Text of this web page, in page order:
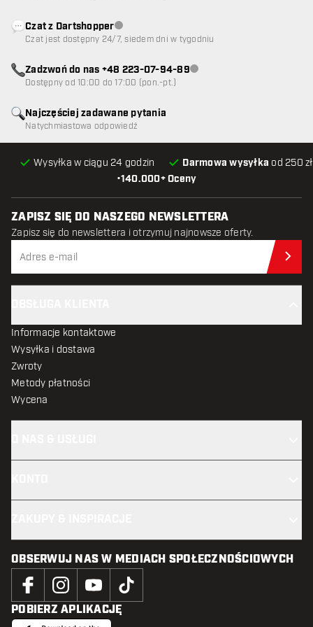
•140.000+ Oceny
Wysyłka w ciągu 24 godzin Darmowa wysyłka od 250
Najczęściej zadawane pytania
Natychmiastowa odpowiedź
Czat z DartshopperObsługa klienta niedostępna
Czat jest dostępny 24/7, siedem dni w tygodniu
Zadzwoń do nas +48 223-07-94-89Obsługa klienta niedostępna
Dostępny od 10:00 do 17:00 (pon.-pt.)
ZAPISZ SIĘ DO NASZEGO NEWSLETTERA
Zapisz się do newslettera i otrzymuj najnowsze oferty.
Informacje kontaktowe
Wysyłka i dostawa
Zwroty
Metody płatności
Wycena
OBSERWUJ NAS W MEDIACH SPOŁECZNOŚCIOWYCH
POBIERZ APLIKACJĘ